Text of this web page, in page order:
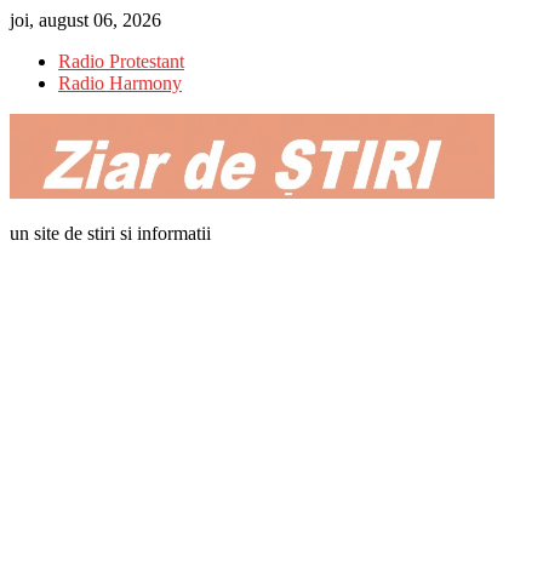
Skip
content
joi, august 06, 2026
Radio Protestant
Radio Harmony
un site de stiri si informatii